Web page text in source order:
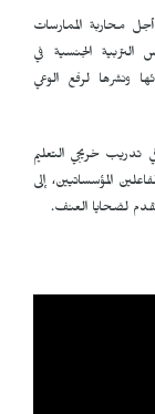
محاربة الممارسات
التربية الجنسية في
ونشرها لرفع الوعي
تدريب خريجي التعليم
المؤسساتيين، إلى
لضحايا العنف.